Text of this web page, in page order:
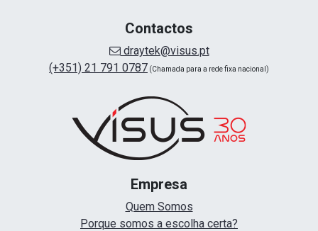
Contactos
draytek@visus.pt
(+351) 21 791 0787 (Chamada para a rede fixa nacional)
Empresa
Quem Somos
Porque somos a escolha certa?